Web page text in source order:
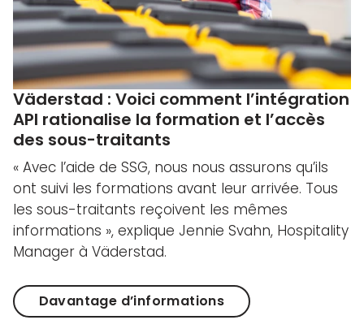
Väderstad : Voici comment l’intégration
API rationalise la formation et l’accès
des sous-traitants
« Avec l’aide de SSG, nous nous assurons qu’ils
ont suivi les formations avant leur arrivée. Tous
les sous-traitants reçoivent les mêmes
informations », explique Jennie Svahn, Hospitality
Manager à Väderstad.
Davantage d’informations